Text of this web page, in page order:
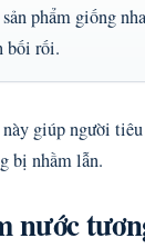
phẩm giống
bối rối.
giúp người
bị nhầm lẫn.
nước